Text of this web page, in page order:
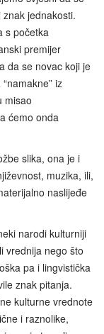
jednakosti.
s početka
premijer
da se novac koji je
iz
misao
ćemo onda
slika, ona je i
muzika, ili,
naslijeđe
narodi kulturniji
vrednija nego što
pa i lingvistička
znak pitanja.
kulturne vrednote
i raznolike,